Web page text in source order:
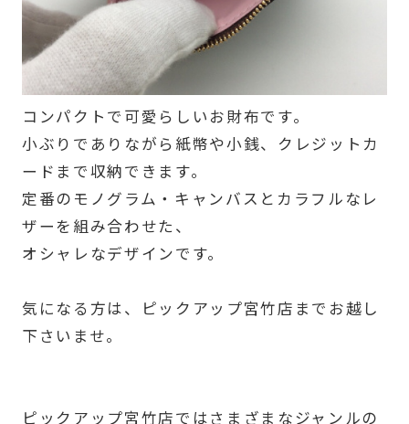
コンパクトで可愛らしいお財布です。
小ぶりでありながら紙幣や小銭、クレジットカ
ードまで収納できます。
定番のモノグラム・キャンバスとカラフルなレ
ザーを組み合わせた、
オシャレなデザインです。
気になる方は、ピックアップ宮竹店までお越し
下さいませ。
ピックアップ宮竹店ではさまざまなジャンルの